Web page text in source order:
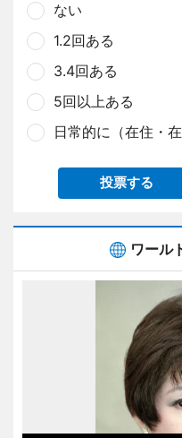
ない
1.2回ある
3.4回ある
5回以上ある
日常的に（在住・
投票する
ワール